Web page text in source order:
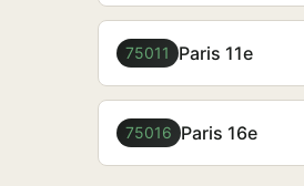
75011 Paris 11e
75016 Paris 16e